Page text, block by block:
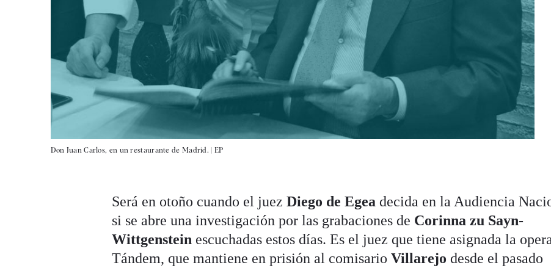
Don Juan Carlos, en un restaurante de Madrid. | EP
Será en otoño cuando el juezDiego de Egea decida en la Audiencia
si se abre una investigación por las grabaciones de Corinna zu Sayn-
Wittgenstein escuchadas estos días. Es el juez que tiene asignada la
Tándem, que mantiene en prisión al comisarioVillarejo desde el pasado